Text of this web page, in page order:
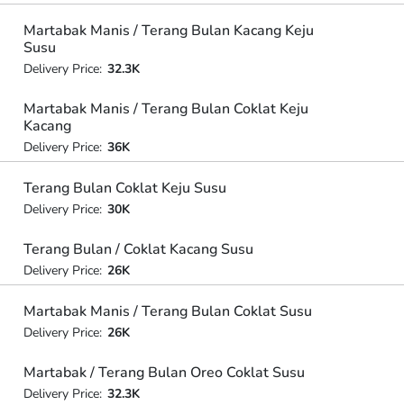
Martabak Manis / Terang Bulan Kacang Keju
Susu
Delivery Price: 32.3K
Martabak Manis / Terang Bulan Coklat Keju
Kacang
Delivery Price: 36K
Terang Bulan Coklat Keju Susu
Delivery Price: 30K
Terang Bulan / Coklat Kacang Susu
Delivery Price: 26K
Martabak Manis / Terang Bulan Coklat Susu
Delivery Price: 26K
Martabak / Terang Bulan Oreo Coklat Susu
Delivery Price: 32.3K